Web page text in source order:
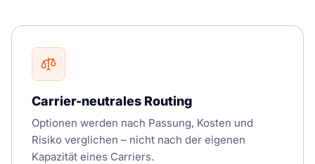
Carrier-neutrales Routing
Optionen werden nach Passung, Kosten und
Risiko verglichen – nicht nach der eigenen
Kapazität eines Carriers.